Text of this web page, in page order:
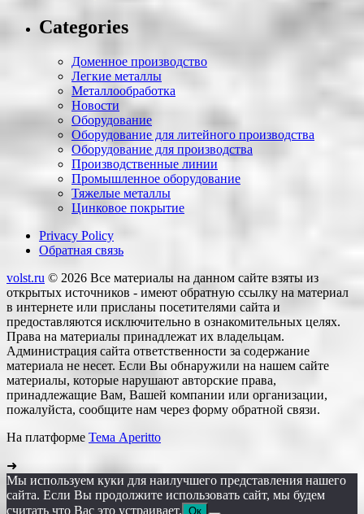
Categories
Доменное производство
Легкие металлы
Металлообработка
Новости
Оборудование
Оборудование для литейного производства
Оборудование для производства
Производственные линии
Промышленное оборудование
Тяжелые металлы
Цинковое покрытие
Privacy Policy
Обратная связь
volst.ru © 2026 Все материалы на данном сайте взяты из
открытых источников - имеют обратную ссылку на материал
в интернете или присланы посетителями сайта и
предоставляются исключительно в ознакомительных целях.
Права на материалы принадлежат их владельцам.
Администрация сайта ответственности за содержание
материала не несет. Если Вы обнаружили на нашем сайте
материалы, которые нарушают авторские права,
принадлежащие Вам, Вашей компании или организации,
пожалуйста, сообщите нам через форму обратной связи.
На платформе Тема Aperitto
➜
Мы используем куки для наилучшего представления нашего
сайта. Если Вы продолжите использовать сайт, мы будем
считать что Вас это устраивает. Ок